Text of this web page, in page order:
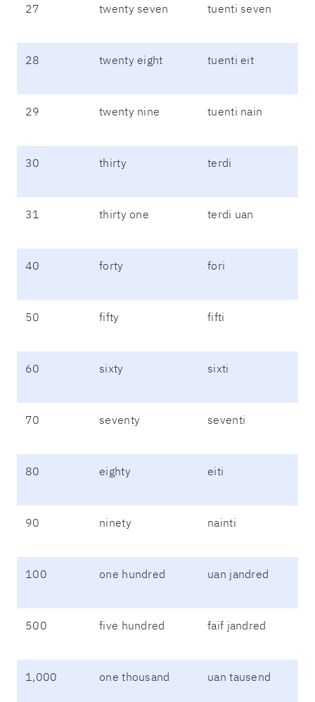
27 twenty seven tuenti seven
28 twenty eight tuenti eit
29 twenty nine tuenti nain
30 thirty terdi
31 thirty one terdi uan
40 forty fori
50 fifty fifti
60 sixty sixti
70 seventy seventi
80 eighty eiti
90 ninety nainti
100 one hundred uan jandred
500 five hundred faif jandred
1,000 one thousand uan tausend